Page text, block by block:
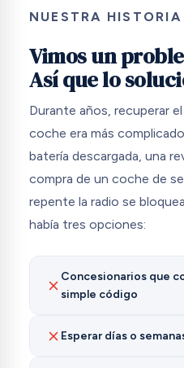
NUESTRA HISTORIA
Vimos un
Así que lo
Durante años, recuperar
coche era más
batería descargada, una
compra de un coche de
repente la radio se
había tres opciones:
Concesionarios que
simple código
Esperar días o